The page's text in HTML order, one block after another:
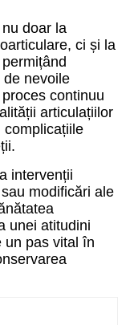
doar la
ci și la
nevoile
continuu
articulațiilor
complicațiile
intervenții
modificări ale
unei atitudini
un pas vital în